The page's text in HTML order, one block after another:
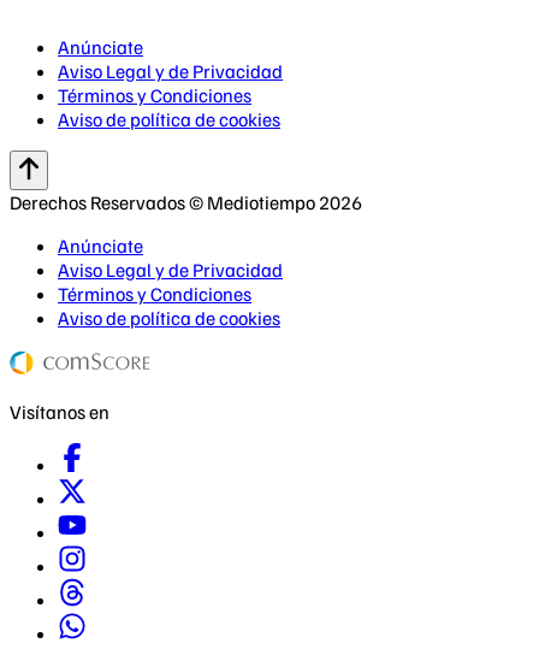
Anúnciate
Aviso Legal y de Privacidad
Términos y Condiciones
Aviso de política de cookies
Derechos Reservados © Mediotiempo 2026
Anúnciate
Aviso Legal y de Privacidad
Términos y Condiciones
Aviso de política de cookies
Visítanos en